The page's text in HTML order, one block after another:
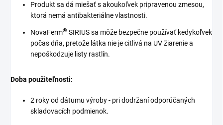
Produkt sa dá miešať s akoukoľvek pripravenou zmesou,
ktorá nemá antibakteriálne vlastnosti.
NovaFerm® SIRIUS sa môže bezpečne používať kedykoľvek
počas dňa, pretože látka nie je citlivá na UV žiarenie a
nepoškodzuje listy rastlín.
Doba použiteľnosti:
2 roky od dátumu výroby - pri dodržaní odporúčaných
skladovacích podmienok.